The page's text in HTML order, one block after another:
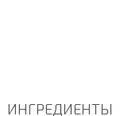
ИНГРЕДИЕНТЫ